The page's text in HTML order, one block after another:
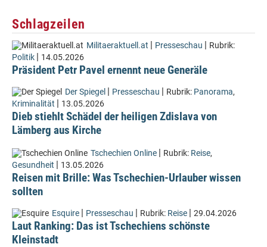
Schlagzeilen
Militaeraktuell.at | Presseschau | Rubrik:
Politik | 14.05.2026
Präsident Petr Pavel ernennt neue Generäle
Der Spiegel | Presseschau | Rubrik: Panorama,
Kriminalität | 13.05.2026
Dieb stiehlt Schädel der heiligen Zdislava von
Lämberg aus Kirche
Tschechien Online | Rubrik: Reise,
Gesundheit | 13.05.2026
Reisen mit Brille: Was Tschechien-Urlauber wissen
sollten
Esquire | Presseschau | Rubrik: Reise | 29.04.2026
Laut Ranking: Das ist Tschechiens schönste
Kleinstadt